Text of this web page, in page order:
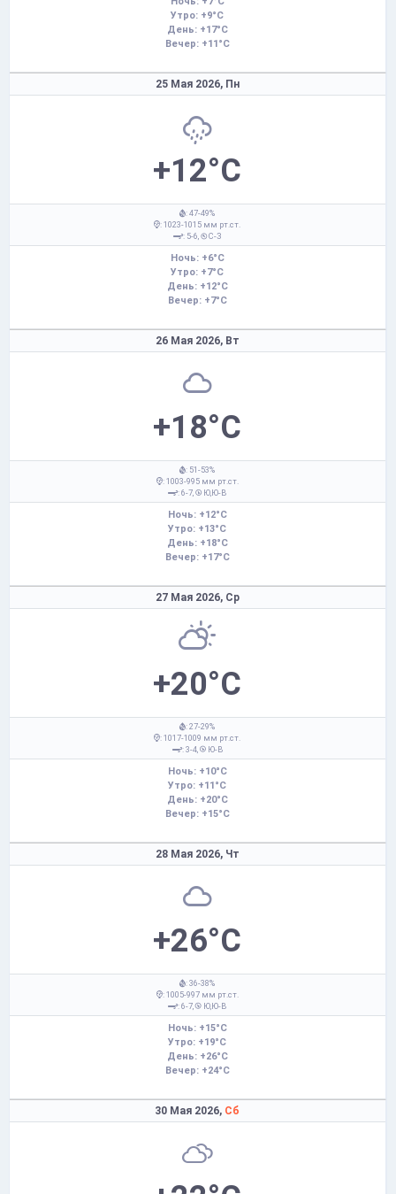
Утро: +9°C
День: +17°C
Вечер: +11°C
25 Мая 2026, Пн
+12°C
: 47-49%
: 1023-1015 мм рт.ст.
: 5-6,
С-З
Ночь: +6°C
Утро: +7°C
День: +12°C
Вечер: +7°C
26 Мая 2026, Вт
+18°C
: 51-53%
: 1003-995 мм рт.ст.
: 6-7,
Ю,Ю-В
Ночь: +12°C
Утро: +13°C
День: +18°C
Вечер: +17°C
27 Мая 2026, Ср
+20°C
: 27-29%
: 1017-1009 мм рт.ст.
: 3-4,
Ю-В
Ночь: +10°C
Утро: +11°C
День: +20°C
Вечер: +15°C
28 Мая 2026, Чт
+26°C
: 36-38%
: 1005-997 мм рт.ст.
: 6-7,
Ю,Ю-В
Ночь: +15°C
Утро: +19°C
День: +26°C
Вечер: +24°C
30 Мая 2026, Сб